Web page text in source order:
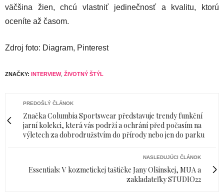
väčšina žien, chcú vlastniť jedinečnosť a kvalitu, ktorú
oceníte až časom.
Zdroj foto: Diagram, Pinterest
ZNAČKY: INTERVIEW, ŽIVOTNÝ ŠTÝL
PREDOŠLÝ ČLÁNOK
Značka Columbia Sportswear představuje trendy funkční
jarní kolekci, která vás podrží a ochrání před počasím na
výletech za dobrodružstvím do přírody nebo jen do parku
NASLEDUJÚCI ČLÁNOK
Essentials: V kozmetickej taštičke Jany Olšinskej, MUA a
zakladateľky STUDIO22